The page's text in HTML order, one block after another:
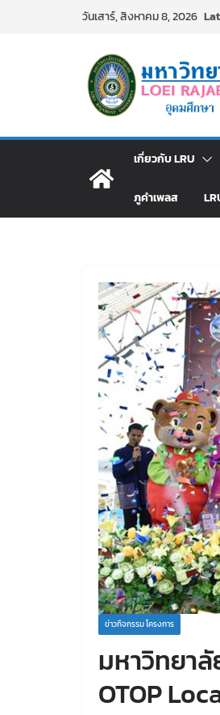
วันเสาร์, สิงหาคม 8, 2026
เกี่ยวกับ LRU
ภูคำเพลส
ข่าวกิจกรรม โครงการ
มหาวิทยา
OTOP